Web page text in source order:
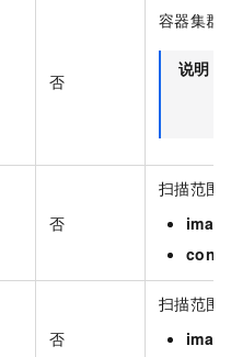
否
容器集群
说明
否
扫描范围
否
扫描范围